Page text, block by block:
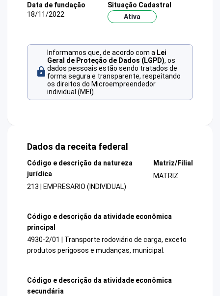
Data de fundação
18/11/2022
Situação Cadastral
Ativa
Informamos que, de acordo com a Lei
Geral de Proteção de Dados (LGPD), os
dados pessoais estão sendo tratados de
forma segura e transparente, respeitando
os direitos do Microempreendedor
individual (MEI).
Dados da receita federal
Código e descrição da natureza
jurídica
213 | EMPRESARIO (INDIVIDUAL)
Matriz/Filial
MATRIZ
Código e descrição da atividade econômica
principal
4930-2/01 | Transporte rodoviário de carga, exceto
produtos perigosos e mudanças, municipal.
Código e descrição da atividade econômica
secundária